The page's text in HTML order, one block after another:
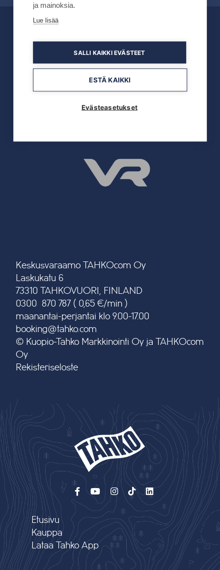
Keskusvaraamo TAHKOcom Oy
Laskukatu 6
73310 TAHKOVUORI, FINLAND
0300 870 787 ( 0,65 €/min )
maanantai-perjantai klo 9.00-17.00
booking@tahko.com
© Kuopio-Tahko Markkinointi Oy ja TAHKOcom
Oy
Rekisteriseloste
Etusivu
Kauppa
Lataa Tahko App
ja mainoksia.
Lue lisää
SALLI KAIKKI EVÄSTEET
ESTÄ KAIKKI
Evästeasetukset